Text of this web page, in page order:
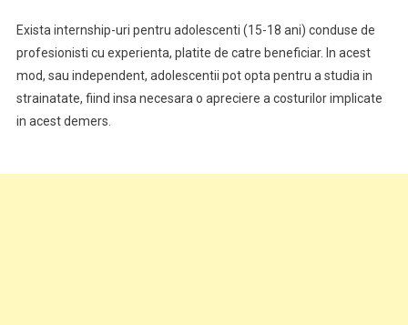
Exista internship-uri pentru adolescenti (15-18 ani) conduse de
profesionisti cu experienta, platite de catre beneficiar. In acest
mod, sau independent, adolescentii pot opta pentru a studia in
strainatate, fiind insa necesara o apreciere a costurilor implicate
in acest demers.